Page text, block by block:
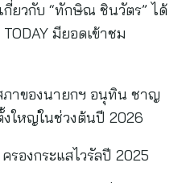
ยวกับ “ทักษิณ ชินวัตร” ได้
มียอดเข้าชม
าของนายกฯ อนุทิน ชาญ
งใหญ่ในช่วงต้นปี 2026
รองกระแสไวรัลปี 2025